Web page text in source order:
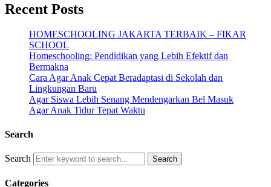
Recent Posts
HOMESCHOOLING JAKARTA TERBAIK – FIKAR
SCHOOL
Homeschooling: Pendidikan yang Lebih Efektif dan
Bermakna
Cara Agar Anak Cepat Beradaptasi di Sekolah dan
Lingkungan Baru
Agar Siswa Lebih Senang Mendengarkan Bel Masuk
Agar Anak Tidur Tepat Waktu
Search
Search
Categories